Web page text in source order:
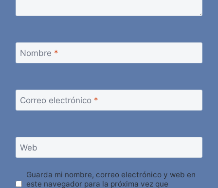
Nombre *
Correo electrónico *
Web
Guarda mi nombre, correo electrónico y web en
este navegador para la próxima vez que